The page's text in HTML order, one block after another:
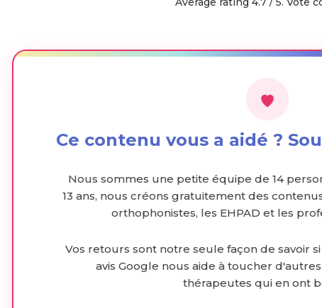
Ce contenu vous a aidé ?
Nous sommes une petite équipe de 14
13 ans, nous créons gratuitement des
orthophonistes, les EHPAD et les
Vos retours sont notre seule façon de savoir
avis Google nous aide à toucher
thérapeutes qui en ont